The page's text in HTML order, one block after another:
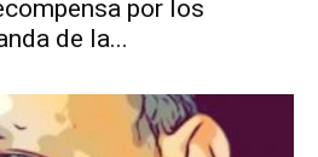
por los
de la...